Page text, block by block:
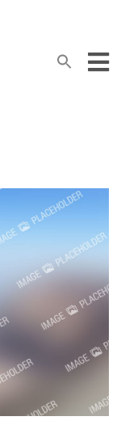
Search
for:
Search Button